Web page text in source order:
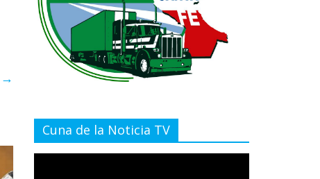
→
Cuna de la Noticia TV